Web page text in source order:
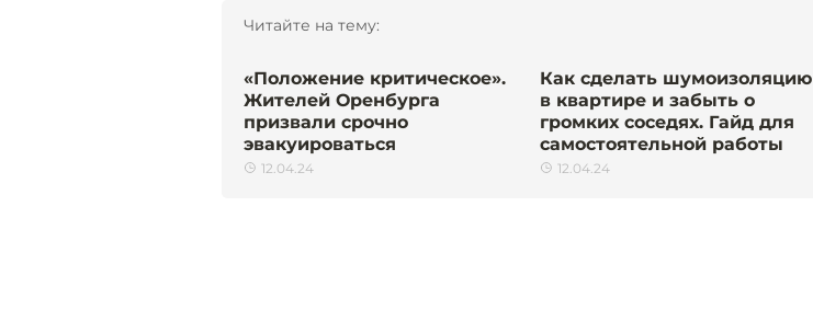
Читайте на тему:
«Положение критическое».
Жителей Оренбурга
призвали срочно
эвакуироваться
12.04.24
Как сделать шумоизоляцию
в квартире и забыть о
громких соседях. Гайд для
самостоятельной работы
12.04.24